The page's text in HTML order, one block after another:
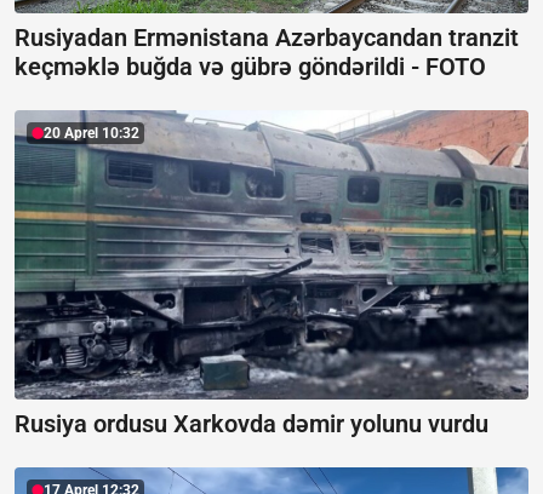
Rusiyadan Ermənistana Azərbaycandan tranzit
keçməklə buğda və gübrə göndərildi - FOTO
20 Aprel 10:32
Rusiya ordusu Xarkovda dəmir yolunu vurdu
17 Aprel 12:32